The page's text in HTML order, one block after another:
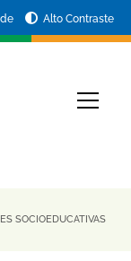
Alto Contraste
SOCIOEDUCATIVAS